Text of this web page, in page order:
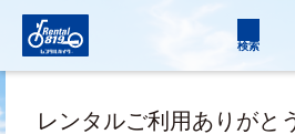
検索
レンタルご利用ありが